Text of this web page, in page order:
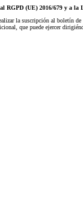
RGPD (UE) 2016/679 y a la
la suscripción al boletín
que puede ejercer